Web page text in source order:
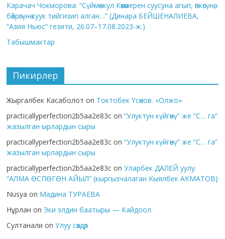
Карачач Чокморова: “Сүймөнкул Көкөмерен суусуна агып, өпкөсүнө,
бөйрөгүнө суук тийгизип алган…” (Динара БЕЙШЕНАЛИЕВА,
“Азия Ньюс” гезити, 26.07–17.08.2023-ж.)
Табышмактар
Пикирлер
Жыргалбек Касаболот on Токтобек Үсөнов. «Олжо»
practicallyperfection2b5aa2e83c on“Улуктун күйгөнү” же “С… га”
жазылган ырлардын сыры
practicallyperfection2b5aa2e83c on“Улуктун күйгөнү” же “С… га”
жазылган ырлардын сыры
practicallyperfection2b5aa2e83c onУларбек ДАЛЕЙ уулу.
“АЛМА ӨСПӨГӨН АЙЫЛ” (кыргызчалаган Кыялбек АКМАТОВ)
Nusya on Мадина ТУРАЕВА
Нұрлан on Эки элдин баатыры — Кайдоол
Султанали onУлуу сөздөр